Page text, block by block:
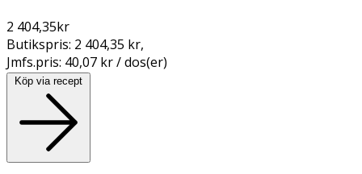
2 404,35kr
Butikspris: 2 404,35 kr,
Jmfs.pris: 40,07 kr / dos(er)
Köp via recept